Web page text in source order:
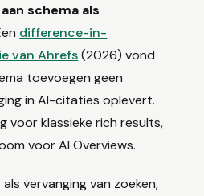
schema als
difference-in-
van Ahrefs(2026) vond
toevoegen geen
in AI-citaties oplevert.
voor klassieke rich results,
voor AI Overviews.
vervanging van zoeken,